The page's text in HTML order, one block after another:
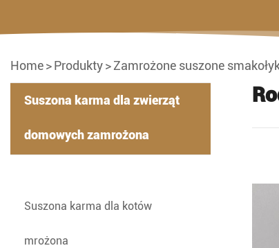
Home Produkty Zamrożone suszone
Suszona karma dla zwierząt
domowych zamrożona
Suszona karma dla kotów
mrożona